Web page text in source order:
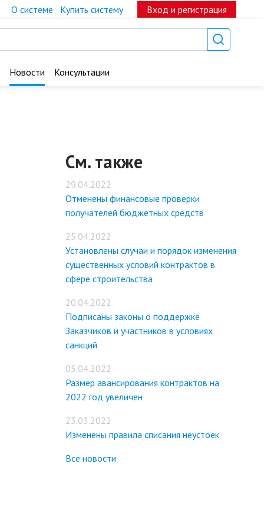
О системе Купить систему Вход и регистрация
Новости Консультации
См. также
29.04.2022
Отменены финансовые проверки
получателей бюджетных средств
25.04.2022
Установлены случаи и порядок изменения
существенных условий контрактов в
сфере строительства
20.04.2022
Подписаны законы о поддержке
Заказчиков и участников в условиях
санкций
05.04.2022
Размер авансирования контрактов на
2022 год увеличен
23.03.2022
Изменены правила списания неустоек
Все новости